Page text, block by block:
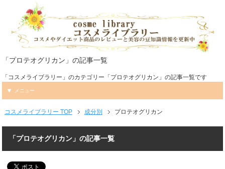
「プロテオグリカン」の記事一覧
「コスメライブラリー」のカテゴリー「プロテオグリカン」の記事一覧です
メニュー
コスメライブラリー TOP 成分別 プロテオグリカン
「プロテオグリカン」の記事一覧